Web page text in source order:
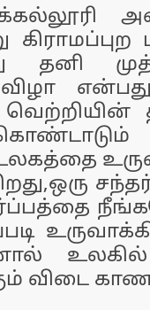
தனி
விழா
உலகத்தை
விடை காண